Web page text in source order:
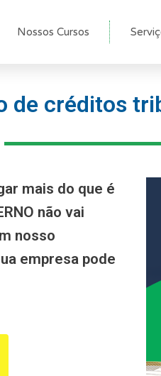
Nossos Cursos
de créditos
mais do que é
não vai
nosso
empresa pode